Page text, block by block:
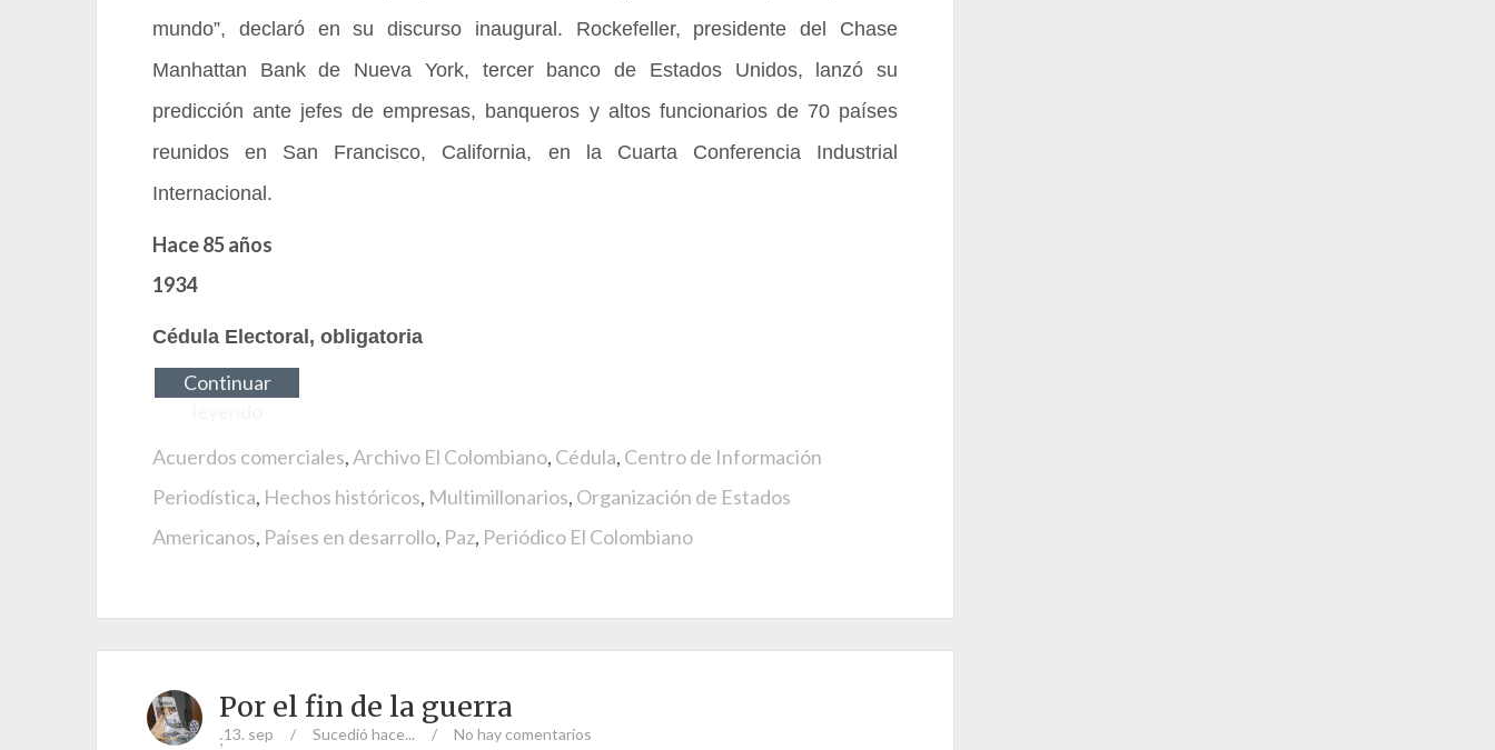
mundo”, declaró en su discurso inaugural. Rockefeller, presidente del Chase
Manhattan Bank de Nueva York, tercer banco de Estados Unidos, lanzó su
predicción ante jefes de empresas, banqueros y altos funcionarios de 70 países
reunidos en San Francisco, California, en la Cuarta Conferencia Industrial
Internacional.
Hace 85 años
1934
Cédula Electoral, obligatoria
Continuar
Acuerdos comerciales,Archivo El Colombiano, Cédula, Centro de Información
Periodística, Hechos históricos, Multimillonarios, Organización de Estados
Americanos, Países en desarrollo, Paz, Periódico El Colombiano
Por el fin de la guerra
;13. sep / Sucedió hace... / No hay comentarios